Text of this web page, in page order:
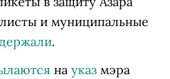
и муниципальные
.
на указ мэра